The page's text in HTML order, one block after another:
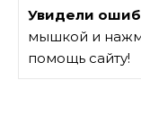
Увидели
мышкой и
помощь сайту!